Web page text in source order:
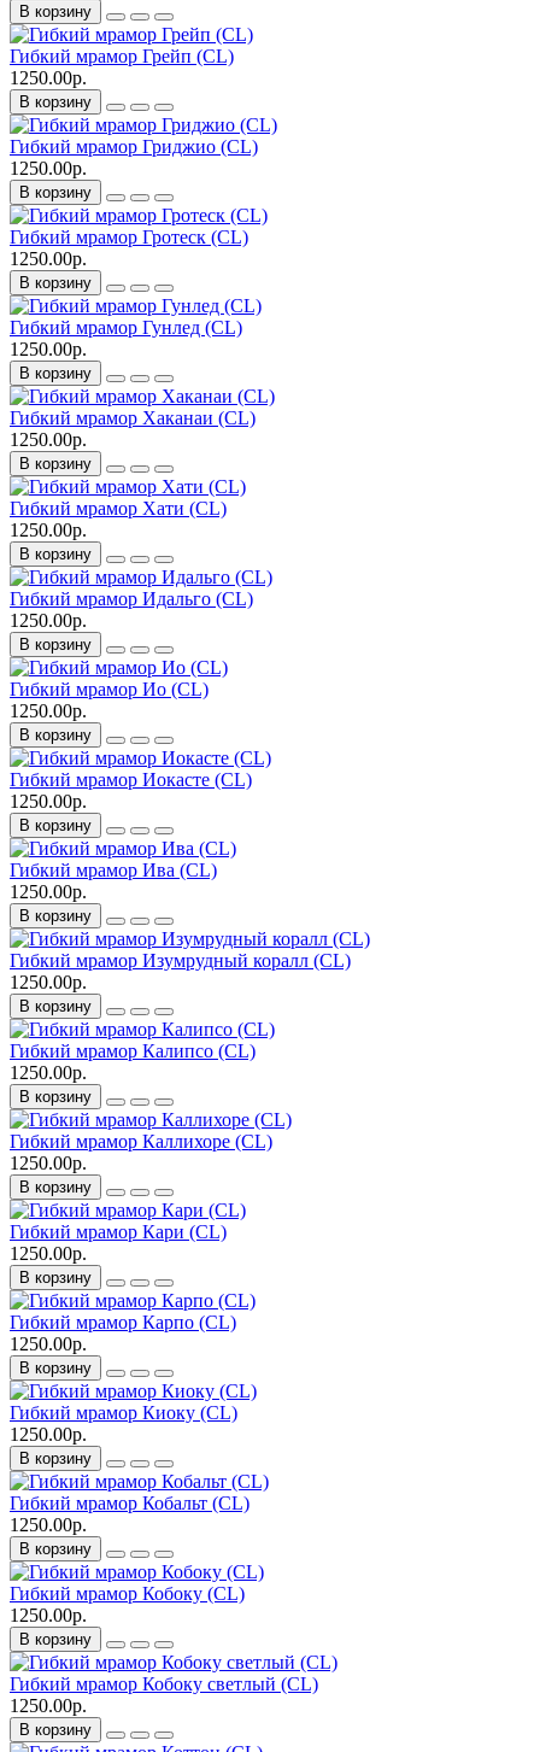
В корзину
Гибкий мрамор Грейп (CL)
1250.00р.
В корзину
Гибкий мрамор Гриджио (CL)
1250.00р.
В корзину
Гибкий мрамор Гротеск (CL)
1250.00р.
В корзину
Гибкий мрамор Гунлед (CL)
1250.00р.
В корзину
Гибкий мрамор Хаканаи (CL)
1250.00р.
В корзину
Гибкий мрамор Хати (CL)
1250.00р.
В корзину
Гибкий мрамор Идальго (CL)
1250.00р.
В корзину
Гибкий мрамор Ио (CL)
1250.00р.
В корзину
Гибкий мрамор Иокасте (CL)
1250.00р.
В корзину
Гибкий мрамор Ива (CL)
1250.00р.
В корзину
Гибкий мрамор Изумрудный коралл (CL)
1250.00р.
В корзину
Гибкий мрамор Калипсо (CL)
1250.00р.
В корзину
Гибкий мрамор Каллихоре (CL)
1250.00р.
В корзину
Гибкий мрамор Кари (CL)
1250.00р.
В корзину
Гибкий мрамор Карпо (CL)
1250.00р.
В корзину
Гибкий мрамор Киоку (CL)
1250.00р.
В корзину
Гибкий мрамор Кобальт (CL)
1250.00р.
В корзину
Гибкий мрамор Кобоку (CL)
1250.00р.
В корзину
Гибкий мрамор Кобоку светлый (CL)
1250.00р.
В корзину